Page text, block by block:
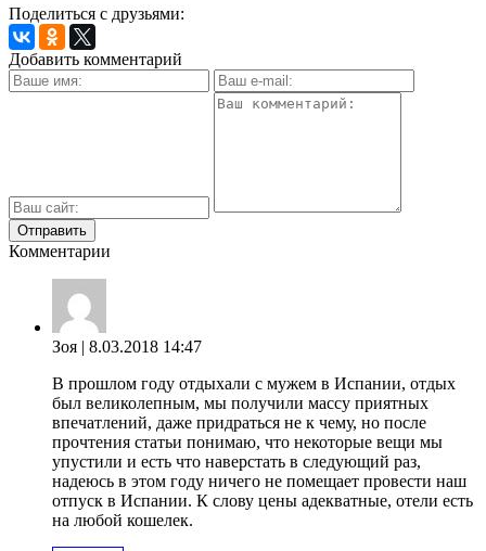
Поделиться с друзьями:
Добавить комментарий
Комментарии
Зоя
| 8.03.2018 14:47
В прошлом году отдыхали с мужем в Испании, отдых
был великолепным, мы получили массу приятных
впечатлений, даже придраться не к чему, но после
прочтения статьи понимаю, что некоторые вещи мы
упустили и есть что наверстать в следующий раз,
надеюсь в этом году ничего не помещает провести наш
отпуск в Испании. К слову цены адекватные, отели есть
на любой кошелек.